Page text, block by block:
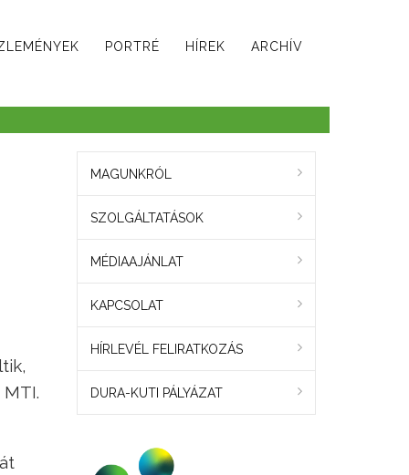
PORTRÉ HÍREK ARCHÍV
MAGUNKRÓL
SZOLGÁLTATÁSOK
MÉDIAAJÁNLAT
KAPCSOLAT
HÍRLEVÉL FELIRATKOZÁS
DURA-KUTI PÁLYÁZAT